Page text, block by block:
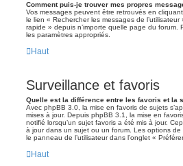
Comment puis-je trouver mes propres
Vos messages peuvent être retrouvés en
le lien « Rechercher les messages de
rapide » depuis n’importe quelle page du
les paramètres appropriés.
Haut
Surveillance et favoris
Quelle est la différence entre les favoris et la
Avec phpBB 3.0, la mise en favoris de sujets
mises à jour. Depuis phpBB 3.1, la mise en
notifié lorsqu’un sujet favoris a été mis à jour.
à jour dans un sujet ou un forum. Les options
le panneau de l’utilisateur dans l’onglet «
Haut